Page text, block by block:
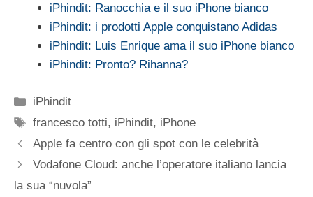
iPhindit: Ranocchia e il suo iPhone bianco
iPhindit: i prodotti Apple conquistano Adidas
iPhindit: Luis Enrique ama il suo iPhone bianco
iPhindit: Pronto? Rihanna?
Categorie
iPhindit
Tag
francesco totti, iPhindit, iPhone
Apple fa centro con gli spot con le celebrità
Vodafone Cloud: anche l’operatore italiano lancia
la sua “nuvola”